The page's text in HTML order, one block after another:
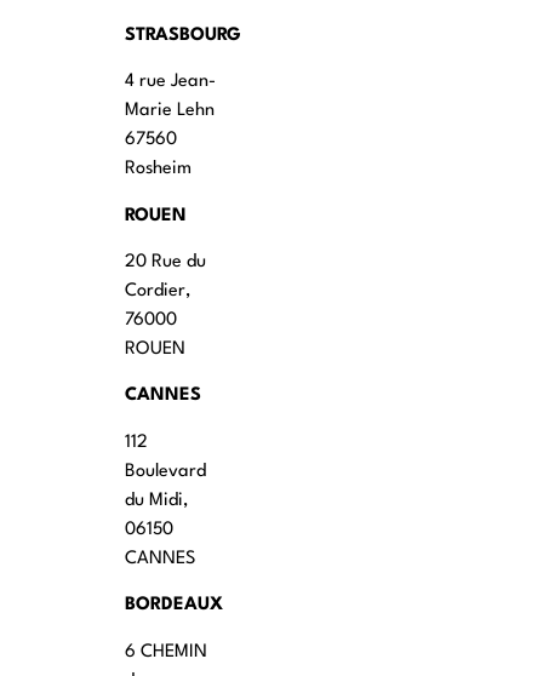
STRASBOURG
4 rue Jean-
Marie Lehn
67560
Rosheim
ROUEN
20 Rue du
Cordier,
76000
ROUEN
CANNES
112
Boulevard
du Midi,
06150
CANNES
BORDEAUX
6 CHEMIN